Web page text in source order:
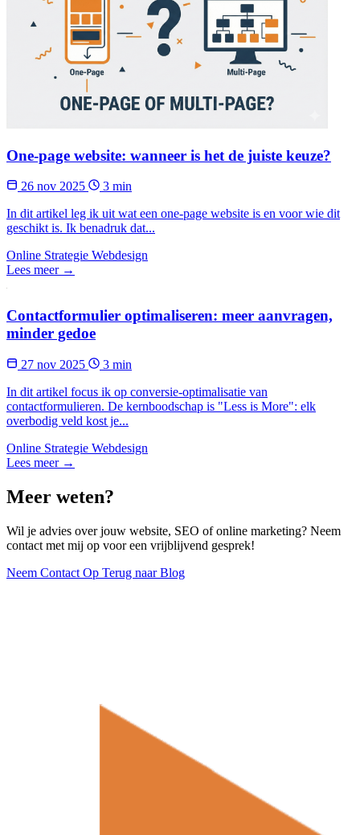
One-page website: wanneer is het de juiste keuze?
26 nov 2025
3 min
In dit artikel leg ik uit wat een one-page website is en voor wie dit
geschikt is. Ik benadruk dat...
Online Strategie Webdesign
Lees meer →
Contactformulier optimaliseren: meer aanvragen,
minder gedoe
27 nov 2025
3 min
In dit artikel focus ik op conversie-optimalisatie van
contactformulieren. De kernboodschap is "Less is More": elk
overbodig veld kost je...
Online Strategie Webdesign
Lees meer →
Meer weten?
Wil je advies over jouw website, SEO of online marketing? Neem
contact met mij op voor een vrijblijvend gesprek!
Neem Contact Op Terug naar Blog